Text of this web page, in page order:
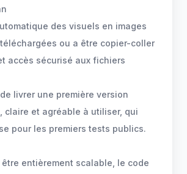
des visuels en images
ou a être copier-coller
accès sécurisé aux fichiers
livrer une première version
claire et agréable à utiliser, qui
pour les premiers tests publics.
entièrement scalable, le code